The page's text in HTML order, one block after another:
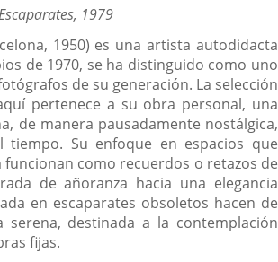
1979
1950) es una artista autodidacta
de 1970, se ha distinguido como uno
de su generación. La selección
pertenece a su obra personal, una
de manera pausadamente nostálgica,
tiempo. Su enfoque en espacios que
funcionan como recuerdos o retazos de
de añoranza hacia una elegancia
en escaparates obsoletos hacen de
serena, destinada a la contemplación
fijas.